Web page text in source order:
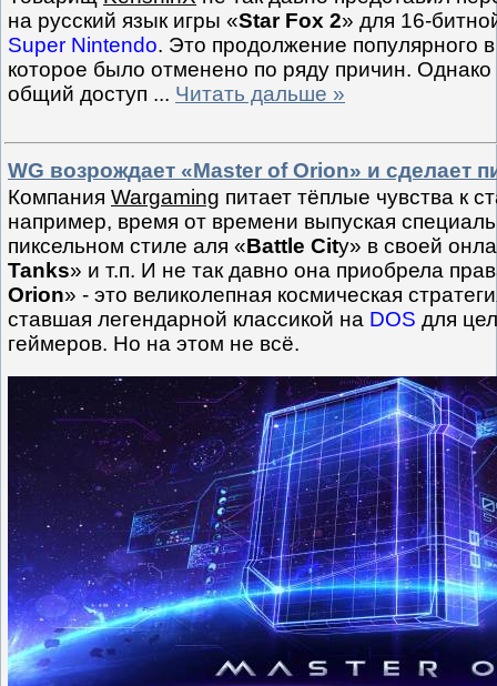
на русский язык игры «Star Fox 2» для 16-
Super Nintendo. Это продолжение популярного
которое было отменено по ряду причин. Однако
общий доступ ... Читать дальше »
WG возрождает «Master of Orion» и сделает
Компания Wargaming питает тёплые чувства к
например, время от времени выпуская
пиксельном стиле аля «Battle City» в своей
Tanks» и т.п. И не так давно она приобрела
Orion» - это великолепная космическая
ставшая легендарной классикой на DOS для
геймеров. Но на этом не всё.